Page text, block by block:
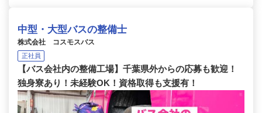
中型・大型バスの整備士
株式会社 コスモスバス
正社員
【バス会社内の整備工場】千葉県外からの応募も歓迎！
独身寮あり！未経験OK！資格取得も支援有！